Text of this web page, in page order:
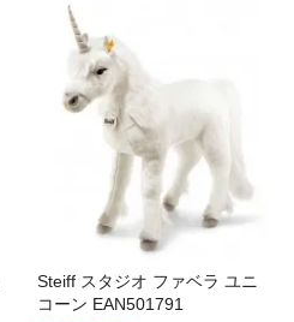
Steiff スタジオ ファベラ ユニ
コーン EAN501791